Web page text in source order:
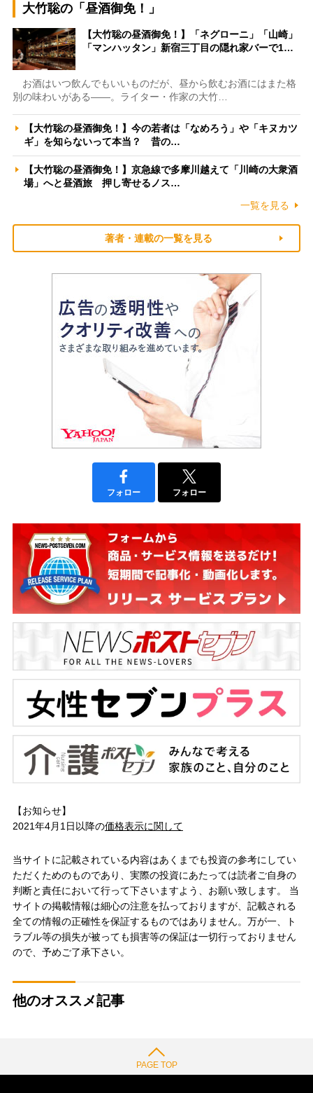
大竹聡の「昼酒御免！」
【大竹聡の昼酒御免！】「ネグローニ」「山崎」
「マンハッタン」新宿三丁目の隠れ家バーで1…
お酒はいつ飲んでもいいものだが、昼から飲むお酒にはまた格
別の味わいがある――。ライター・作家の大竹…
【大竹聡の昼酒御免！】今の若者は「なめろう」や「キヌカツ
ギ」を知らないって本当？ 昔の…
【大竹聡の昼酒御免！】京急線で多摩川越えて「川崎の大衆酒
場」へと昼酒旅 押し寄せるノス…
一覧を見る
著者・連載の一覧を見る
フォロー フォロー
【お知らせ】
2021年4月1日以降の価格表示に関して
当サイトに記載されている内容はあくまでも投資の参考にしてい
ただくためのものであり、実際の投資にあたっては読者ご自身の
判断と責任において行って下さいますよう、お願い致します。 当
サイトの掲載情報は細心の注意を払っておりますが、記載される
全ての情報の正確性を保証するものではありません。万が一、ト
ラブル等の損失が被っても損害等の保証は一切行っておりません
ので、予めご了承下さい。
他のオススメ記事
PAGE TOP